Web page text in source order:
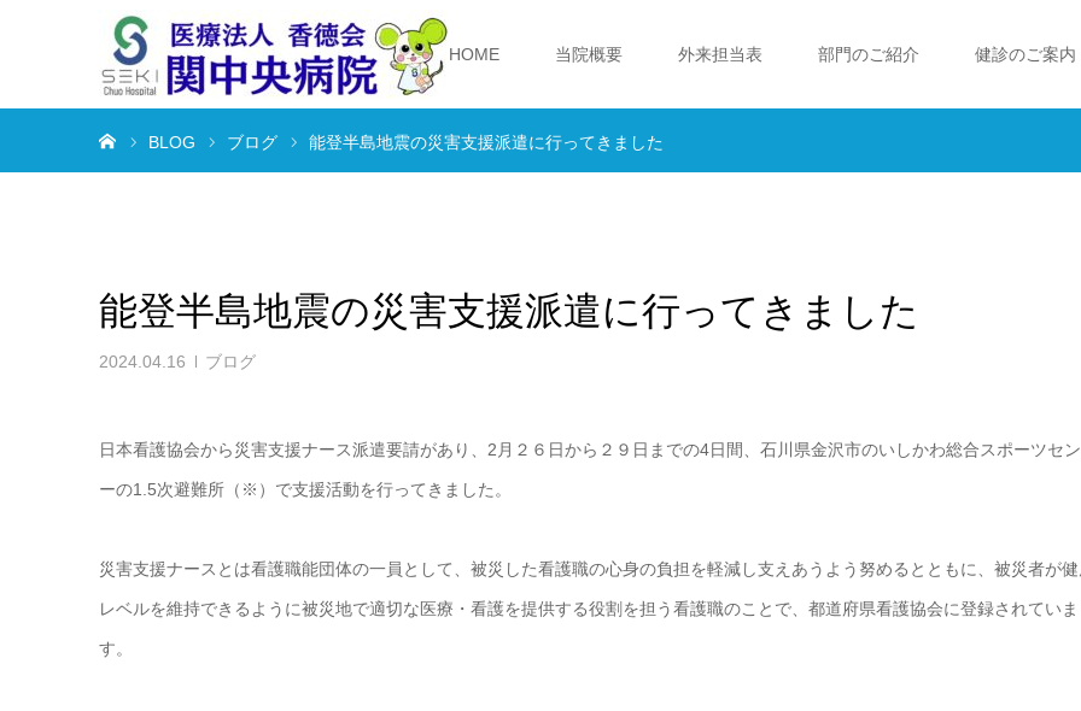
HOME 当院概要 外来担当表 部門のご紹介 健診のご案内
BLOG ブログ 能登半島地震の災害支援派遣に行ってきました
能登半島地震の災害支援派遣に行ってきました
2024.04.16 ブログ
日本看護協会から災害支援ナース派遣要請があり、2月２６日から２９日までの4日間、石川県金沢市のいしかわ総合スポーツセ
ーの1.5次避難所（※）で支援活動を行ってきました。
災害支援ナースとは看護職能団体の一員として、被災した看護職の心身の負担を軽減し支えあうよう努めるとともに、被災者が
レベルを維持できるように被災地で適切な医療・看護を提供する役割を担う看護職のことで、都道府県看護協会に登録されていま
す。